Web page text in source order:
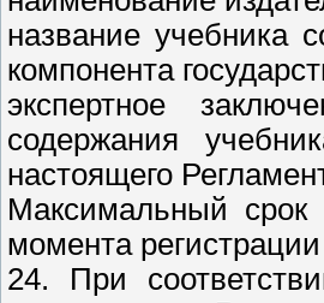
название учебника
компонента
экспертное
содержания
настоящего
Максимальный срок
момента
24. При